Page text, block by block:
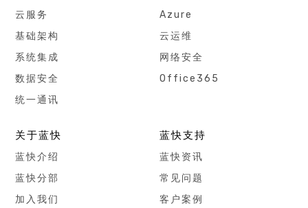
云服务
基础架构
系统集成
数据安全
统一通讯
Azure
云运维
网络安全
Office365
关于蓝快
蓝快介绍
蓝快分部
加入我们
蓝快支持
蓝快资讯
常见问题
客户案例